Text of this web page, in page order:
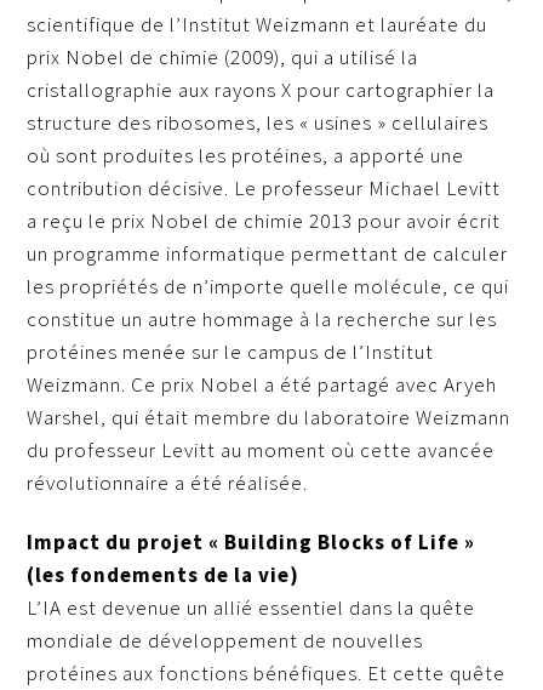
scientifique de l’Institut Weizmann et lauréate du
prix Nobel de chimie (2009), qui a utilisé la
cristallographie aux rayons X pour cartographier la
structure des ribosomes, les « usines » cellulaires
où sont produites les protéines, a apporté une
contribution décisive. Le professeur Michael Levitt
a reçu le prix Nobel de chimie 2013 pour avoir écrit
un programme informatique permettant de calculer
les propriétés de n’importe quelle molécule, ce qui
constitue un autre hommage à la recherche sur les
protéines menée sur le campus de l’Institut
Weizmann. Ce prix Nobel a été partagé avec Aryeh
Warshel, qui était membre du laboratoire Weizmann
du professeur Levitt au moment où cette avancée
révolutionnaire a été réalisée.
Impact du projet « Building Blocks of Life »
(les fondements de la vie)
L’IA est devenue un allié essentiel dans la quête
mondiale de développement de nouvelles
protéines aux fonctions bénéfiques. Et cette quête